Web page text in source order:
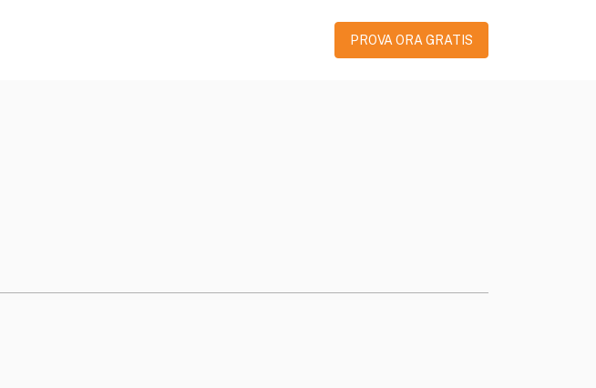
PROVA ORA GRATIS